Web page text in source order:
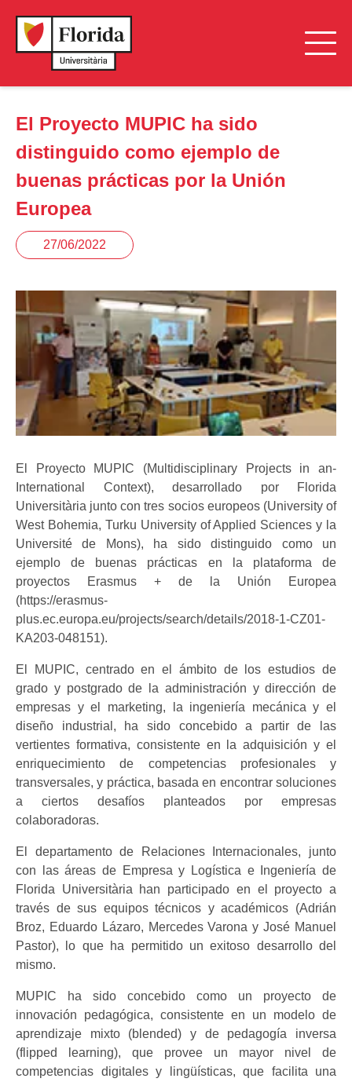
El Proyecto MUPIC ha sido
distinguido como ejemplo de
buenas prácticas por la Unión
Europea
27/06/2022
El Proyecto MUPIC (Multidisciplinary Projects in an-
International Context), desarrollado por Florida
Universitària junto con tres socios europeos (University of
West Bohemia, Turku University of Applied Sciences y la
Université de Mons), ha sido distinguido como un
ejemplo de buenas prácticas en la plataforma de
proyectos Erasmus + de la Unión Europea
(https://erasmus-
plus.ec.europa.eu/projects/search/details/2018-1-CZ01-
KA203-048151).
El MUPIC, centrado en el ámbito de los estudios de
grado y postgrado de la administración y dirección de
empresas y el marketing, la ingeniería mecánica y el
diseño industrial, ha sido concebido a partir de las
vertientes formativa, consistente en la adquisición y el
enriquecimiento de competencias profesionales y
transversales, y práctica, basada en encontrar soluciones
a ciertos desafíos planteados por empresas
colaboradoras.
El departamento de Relaciones Internacionales, junto
con las áreas de Empresa y Logística e Ingeniería de
Florida Universitària han participado en el proyecto a
través de sus equipos técnicos y académicos (Adrián
Broz, Eduardo Lázaro, Mercedes Varona y José Manuel
Pastor), lo que ha permitido un exitoso desarrollo del
mismo.
MUPIC ha sido concebido como un proyecto de
innovación pedagógica, consistente en un modelo de
aprendizaje mixto (blended) y de pedagogía inversa
(flipped learning), que provee un mayor nivel de
competencias digitales y lingüísticas, que facilita una